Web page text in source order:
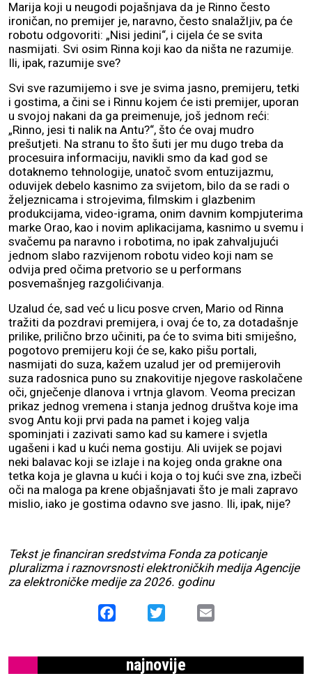
Marija koji u neugodi pojašnjava da je Rinno često
ironičan, no premijer je, naravno, često snalažljiv, pa će
robotu odgovoriti: „Nisi jedini“, i cijela će se svita
nasmijati. Svi osim Rinna koji kao da ništa ne razumije.
Ili, ipak, razumije sve?
Svi sve razumijemo i sve je svima jasno, premijeru, tetki
i gostima, a čini se i Rinnu kojem će isti premijer, uporan
u svojoj nakani da ga preimenuje, još jednom reći:
„Rinno, jesi ti nalik na Antu?“, što će ovaj mudro
prešutjeti. Na stranu to što šuti jer mu dugo treba da
procesuira informaciju, navikli smo da kad god se
dotaknemo tehnologije, unatoč svom entuzijazmu,
oduvijek debelo kasnimo za svijetom, bilo da se radi o
željeznicama i strojevima, filmskim i glazbenim
produkcijama, video-igrama, onim davnim kompjuterima
marke Orao, kao i novim aplikacijama, kasnimo u svemu i
svačemu pa naravno i robotima, no ipak zahvaljujući
jednom slabo razvijenom robotu video koji nam se
odvija pred očima pretvorio se u performans
posvemašnjeg razgolićivanja.
Uzalud će, sad već u licu posve crven, Mario od Rinna
tražiti da pozdravi premijera, i ovaj će to, za dotadašnje
prilike, prilično brzo učiniti, pa će to svima biti smiješno,
pogotovo premijeru koji će se, kako pišu portali,
nasmijati do suza, kažem uzalud jer od premijerovih
suza radosnica puno su znakovitije njegove raskolačene
oči, gnječenje dlanova i vrtnja glavom. Veoma precizan
prikaz jednog vremena i stanja jednog društva koje ima
svog Antu koji prvi pada na pamet i kojeg valja
spominjati i zazivati samo kad su kamere i svjetla
ugašeni i kad u kući nema gostiju. Ali uvijek se pojavi
neki balavac koji se izlaje i na kojeg onda grakne ona
tetka koja je glavna u kući i koja o toj kući sve zna, izbeči
oči na maloga pa krene objašnjavati što je mali zapravo
mislio, iako je gostima odavno sve jasno. Ili, ipak, nije?
Tekst je financiran sredstvima Fonda za poticanje
pluralizma i raznovrsnosti elektroničkih medija Agencije
za elektroničke medije za 2026. godinu
Facebook
najnovije